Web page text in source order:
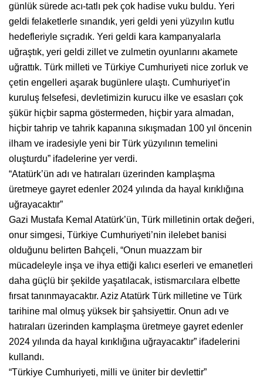
günlük sürede acı-tatlı pek çok hadise vuku buldu. Yeri
geldi felaketlerle sınandık, yeri geldi yeni yüzyılın kutlu
hedefleriyle sıçradık. Yeri geldi kara kampanyalarla
uğraştık, yeri geldi zillet ve zulmetin oyunlarını akamete
uğrattık. Türk milleti ve Türkiye Cumhuriyeti nice zorluk ve
çetin engelleri aşarak bugünlere ulaştı. Cumhuriyet’in
kuruluş felsefesi, devletimizin kurucu ilke ve esasları çok
şükür hiçbir sapma göstermeden, hiçbir yara almadan,
hiçbir tahrip ve tahrik kapanına sıkışmadan 100 yıl öncenin
ilham ve iradesiyle yeni bir Türk yüzyılının temelini
oluşturdu” ifadelerine yer verdi.
“Atatürk’ün adı ve hatıraları üzerinden kamplaşma
üretmeye gayret edenler 2024 yılında da hayal kırıklığına
uğrayacaktır”
Gazi Mustafa Kemal Atatürk’ün, Türk milletinin ortak değeri,
onur simgesi, Türkiye Cumhuriyeti’nin ilelebet banisi
olduğunu belirten Bahçeli, “Onun muazzam bir
mücadeleyle inşa ve ihya ettiği kalıcı eserleri ve emanetleri
daha güçlü bir şekilde yaşatılacak, istismarcılara elbette
fırsat tanınmayacaktır. Aziz Atatürk Türk milletine ve Türk
tarihine mal olmuş yüksek bir şahsiyettir. Onun adı ve
hatıraları üzerinden kamplaşma üretmeye gayret edenler
2024 yılında da hayal kırıklığına uğrayacaktır” ifadelerini
kullandı.
“Türkiye Cumhuriyeti, milli ve üniter bir devlettir”